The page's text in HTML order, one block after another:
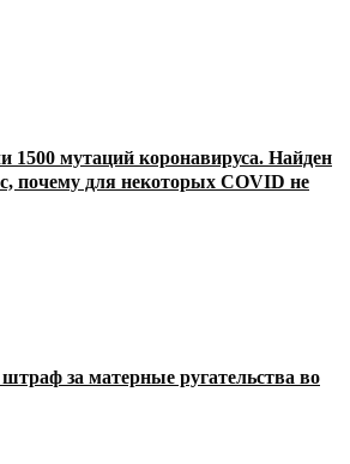
1500 мутаций коронавируса. Найден
почему для некоторых COVID не
за матерные ругательства во